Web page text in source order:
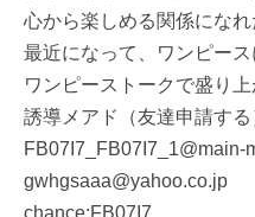
心から楽しめる関係になれ
最近になって、ワンピー
ワンピーストークで盛り上
誘導メアド（友達申請する
FB07I7_FB07I7_1@main-
gwhgsaaa@yahoo.co.jp
chance:FB07I7